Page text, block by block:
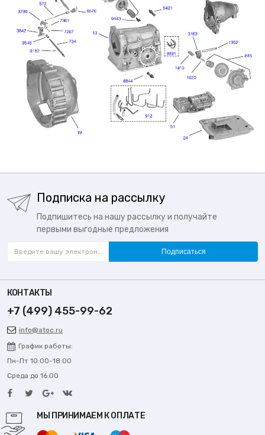
Подписка на рассылку
Подпишитесь на нашу рассылку и получайте
первыми выгодные предложения
Подписаться
КОНТАКТЫ
+7 (499) 455-99-62
info@atoc.ru
График работы:
Пн-Пт 10:00-18:00
Среда до 16:00
МЫ ПРИНИМАЕМ К ОПЛАТЕ